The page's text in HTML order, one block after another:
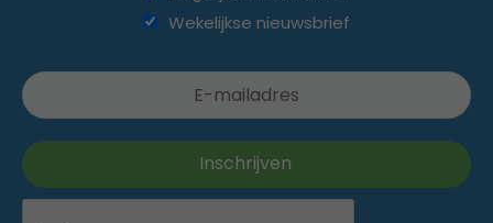
Wekelijkse nieuwsbrief